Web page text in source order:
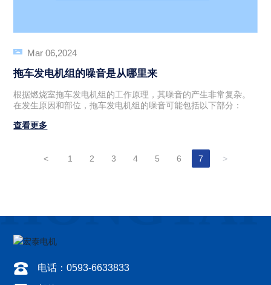
Mar 06,2024
拖车发电机组的噪音是从哪里来
根据燃烧室拖车发电机组的工作原理，其噪音的产生非常复杂。
在发生原因和部位，拖车发电机组的噪音可能包括以下部分：
查看更多
< 1 2 3 4 5 6 7 >
电话：0593-6633833